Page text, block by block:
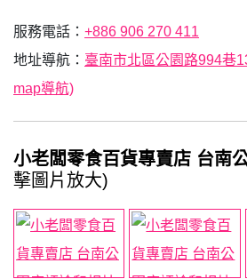
服務電話： +886 906 270 411
地址導航： 臺南市北區公園路994巷
map導航)
小老闆零食百貨專賣店 台南
擊圖片放大)